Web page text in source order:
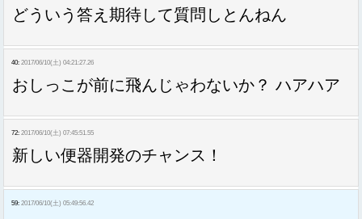
どういう答え期待して質問しとんねん
40: 2017/06/10(土) 04:21:27.26
おしっこが前に飛んじゃわないか？ ハアハア
72: 2017/06/10(土) 07:45:51.55
新しい便器開発のチャンス！
59: 2017/06/10(土) 05:49:56.42